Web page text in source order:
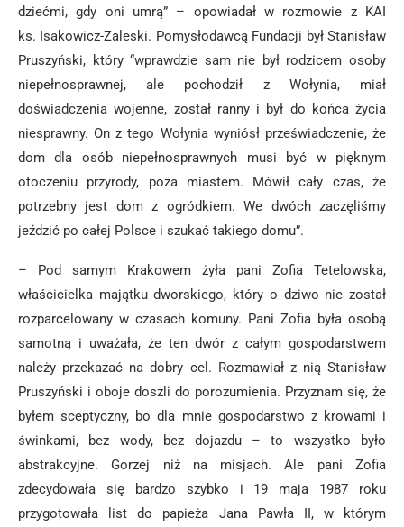
dziećmi, gdy oni umrą” – opowiadał w rozmowie z KAI
ks. Isakowicz-Zaleski. Pomysłodawcą Fundacji był Stanisław
Pruszyński, który “wprawdzie sam nie był rodzicem osoby
niepełnosprawnej, ale pochodził z Wołynia, miał
doświadczenia wojenne, został ranny i był do końca życia
niesprawny. On z tego Wołynia wyniósł przeświadczenie, że
dom dla osób niepełnosprawnych musi być w pięknym
otoczeniu przyrody, poza miastem. Mówił cały czas, że
potrzebny jest dom z ogródkiem. We dwóch zaczęliśmy
jeździć po całej Polsce i szukać takiego domu”.
– Pod samym Krakowem żyła pani Zofia Tetelowska,
właścicielka majątku dworskiego, który o dziwo nie został
rozparcelowany w czasach komuny. Pani Zofia była osobą
samotną i uważała, że ten dwór z całym gospodarstwem
należy przekazać na dobry cel. Rozmawiał z nią Stanisław
Pruszyński i oboje doszli do porozumienia. Przyznam się, że
byłem sceptyczny, bo dla mnie gospodarstwo z krowami i
świnkami, bez wody, bez dojazdu – to wszystko było
abstrakcyjne. Gorzej niż na misjach. Ale pani Zofia
zdecydowała się bardzo szybko i 19 maja 1987 roku
przygotowała list do papieża Jana Pawła II, w którym